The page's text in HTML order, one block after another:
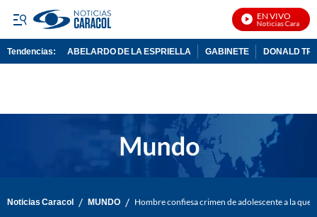
EN VIVO
Noticias Caracol En
Tendencias: ABELARDO DE LA ESPRIELLA GABINETE DONALD
Noticias Caracol / MUNDO / Hombre confiesa crimen de adolescente a la que